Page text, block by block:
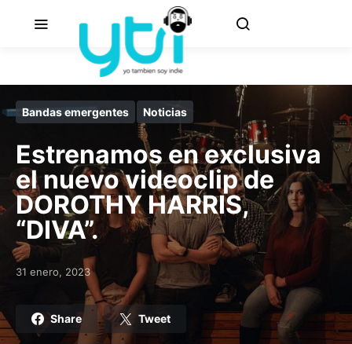
Bandas emergentes Noticias
Estrenamos en exclusiva
el nuevo videoclip de
DOROTHY HARRIS,
“DIVA”.
Posted on
31 enero, 2023
Share Tweet